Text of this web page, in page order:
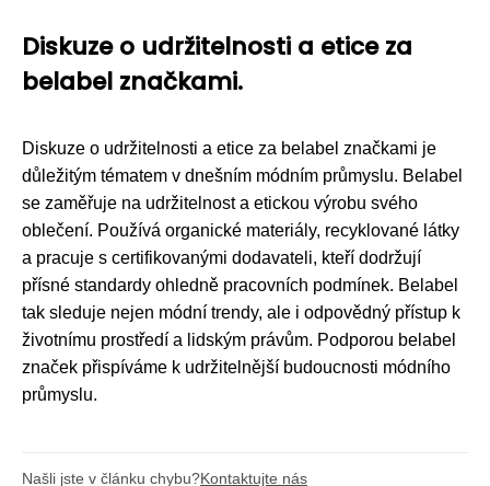
Diskuze o udržitelnosti a etice za
belabel značkami.
Diskuze o udržitelnosti a etice za belabel značkami je
důležitým tématem v dnešním módním průmyslu. Belabel
se zaměřuje na udržitelnost a etickou výrobu svého
oblečení. Používá organické materiály, recyklované látky
a pracuje s certifikovanými dodavateli, kteří dodržují
přísné standardy ohledně pracovních podmínek. Belabel
tak sleduje nejen módní trendy, ale i odpovědný přístup k
životnímu prostředí a lidským právům. Podporou belabel
značek přispíváme k udržitelnější budoucnosti módního
průmyslu.
Našli jste v článku chybu?Kontaktujte nás